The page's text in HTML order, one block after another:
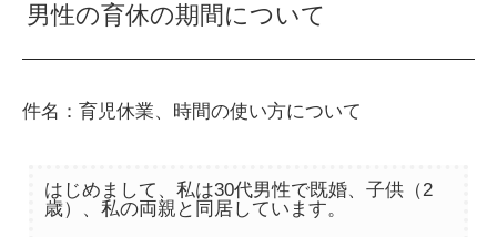
男性の育休の期間について
件名：育児休業、時間の使い方について
はじめまして、私は30代男性で既婚、子供（2
歳）、私の両親と同居しています。